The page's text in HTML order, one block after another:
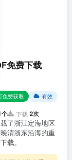
免费下载
免费获取 有效
个 下载 2次
了浙江定海地区
清浙东沿海的重
载。